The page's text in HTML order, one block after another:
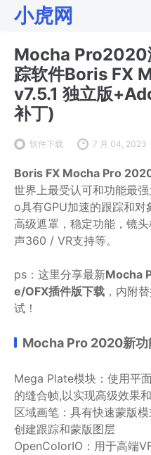
小虎网
Mocha Pro2020
踪软件Boris FX
v7.5.1 独立版
补丁)
软件下载 7 月 04, 2023
Boris FX Mocha Pro
世界上最受认可和功能最
o具有GPU加速的跟踪和
高级遮罩，稳定功能，镜
声360 / VR支持等。
ps：这里分享最新Mocha
e/OFX插件版下载 ，内附
试！
Mocha Pro 2020新功
Mega Plate模块：使用平
的缝合帧,以实现高级效果
区域画笔：具有快速蒙版
创建跟踪和蒙版图层
OpenColorIO：用于高端